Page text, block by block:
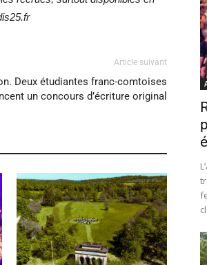
Article suivant
Deux étudiantes franc-comtoises
un concours d’écriture original